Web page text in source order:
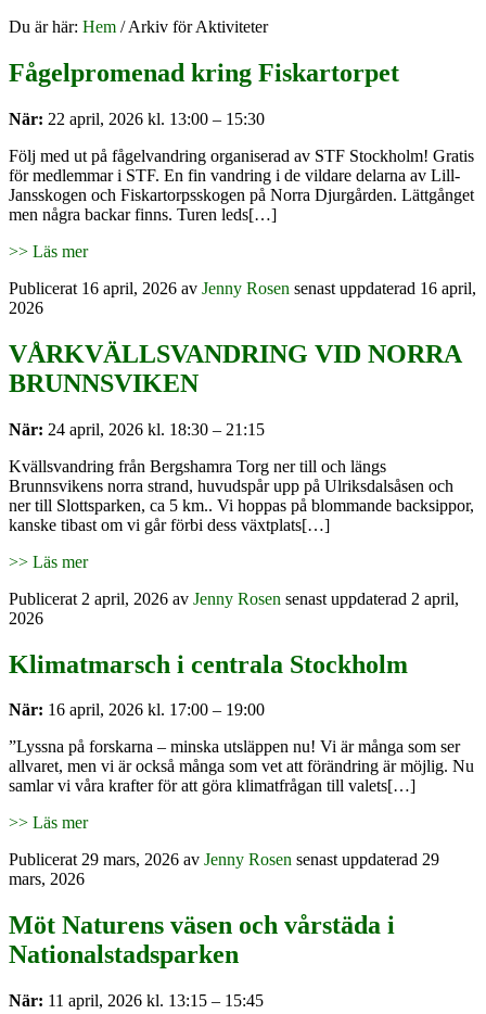
Du är här: Hem /Arkiv för Aktiviteter
Fågelpromenad kring Fiskartorpet
När: 22 april, 2026 kl. 13:00 – 15:30
Följ med ut på fågelvandring organiserad av STF Stockholm! Gratis
för medlemmar i STF. En fin vandring i de vildare delarna av Lill-
Jansskogen och Fiskartorpsskogen på Norra Djurgården. Lättgånget
men några backar finns. Turen leds[…]
>> Läs mer
Publicerat 16 april, 2026 av Jenny Rosen senast uppdaterad 16 april,
2026
VÅRKVÄLLSVANDRING VID NORRA
BRUNNSVIKEN
När: 24 april, 2026 kl. 18:30 – 21:15
Kvällsvandring från Bergshamra Torg ner till och längs
Brunnsvikens norra strand, huvudspår upp på Ulriksdalsåsen och
ner till Slottsparken, ca 5 km.. Vi hoppas på blommande backsippor,
kanske tibast om vi går förbi dess växtplats[…]
>> Läs mer
Publicerat 2 april, 2026 av Jenny Rosen senast uppdaterad 2 april,
2026
Klimatmarsch i centrala Stockholm
När: 16 april, 2026 kl. 17:00 – 19:00
”Lyssna på forskarna – minska utsläppen nu! Vi är många som ser
allvaret, men vi är också många som vet att förändring är möjlig. Nu
samlar vi våra krafter för att göra klimatfrågan till valets[…]
>> Läs mer
Publicerat29 mars, 2026 av Jenny Rosen senast uppdaterad 29
mars, 2026
Möt Naturens väsen och vårstäda i
Nationalstadsparken
När: 11 april, 2026 kl. 13:15 – 15:45